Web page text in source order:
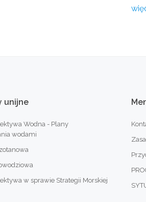
unijne
Wodna - Plany
wodami
w sprawie Strategii Morskiej